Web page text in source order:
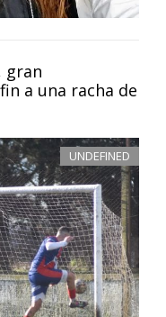
gran
a una racha de
UNDEFINED